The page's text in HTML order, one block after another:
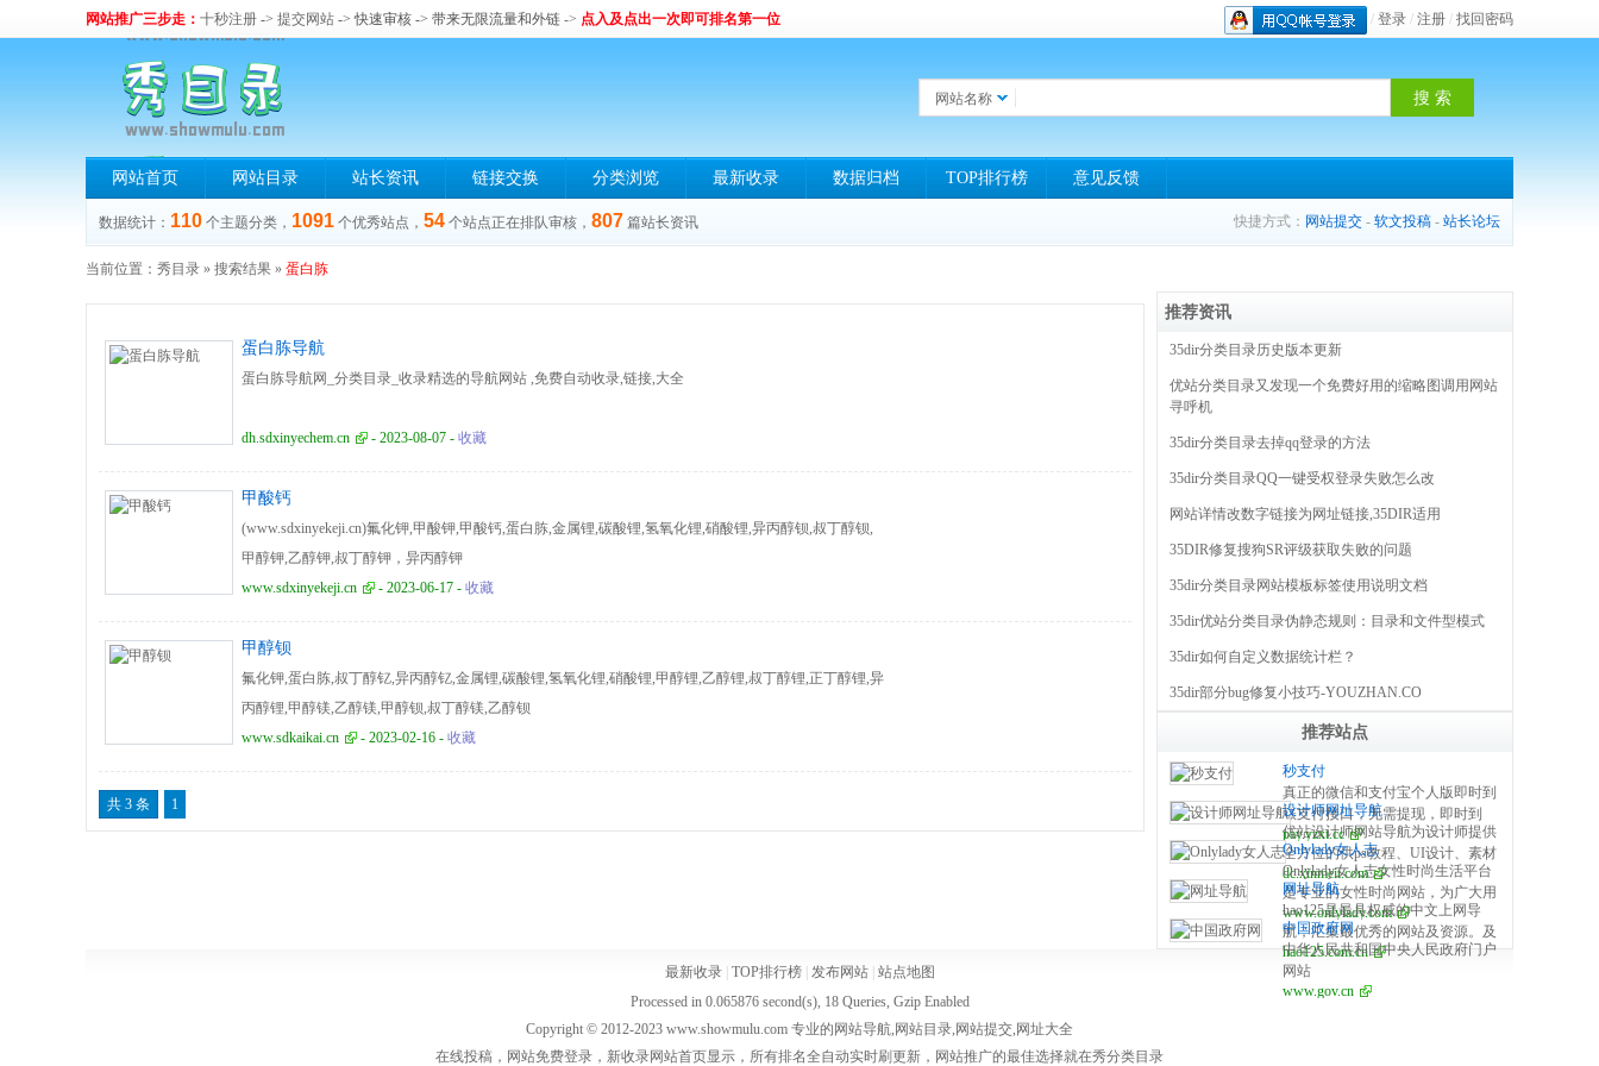
网站推广三步走： 十秒注册 -> 提交网站 -> 快速审核 -> 带来无限流量和外链 -> 点入及点出一次即可排名第一位 / 登录 / 注册 / 找回密码
网站名称
网站首页 网站目录 站长资讯 链接交换 分类浏览 最新收录 数据归档 TOP排行榜 意见反馈
数据统计： 110 个主题分类， 1091 个优秀站点， 54 个站点正在排队审核， 807 篇站长资讯 快捷方式： 网站提交 - 软文投稿 - 站长论坛
当前位置： 秀目录 » 搜索结果 » 蛋白胨
蛋白胨导航
蛋白胨导航网_分类目录_收录精选的导航网站 ,免费自动收录,链接,大全
dh.sdxinyechem.cn - 2023-08-07 - 收藏
甲酸钙
(www.sdxinyekeji.cn)氟化钾,甲酸钾,甲酸钙,蛋白胨,金属锂,碳酸锂,氢氧化锂,硝酸锂,异丙醇钡,叔丁醇钡,
甲醇钾,乙醇钾,叔丁醇钾，异丙醇钾
www.sdxinyekeji.cn
- 2023-06-17 - 收藏
甲醇钡
氟化钾,蛋白胨,叔丁醇钇,异丙醇钇,金属锂,碳酸锂,氢氧化锂,硝酸锂,甲醇锂,乙醇锂,叔丁醇锂,正丁醇锂,异
丙醇锂,甲醇镁,乙醇镁,甲醇钡,叔丁醇镁,乙醇钡
www.sdkaikai.cn
- 2023-02-16 - 收藏
共 3 条 1
推荐资讯
35dir分类目录历史版本更新
优站分类目录又发现一个免费好用的缩略图调用网站
寻呼机
35dir分类目录去掉qq登录的方法
35dir分类目录QQ一键受权登录失败怎么改
网站详情改数字链接为网址链接,35DIR适用
35DIR修复搜狗SR评级获取失败的问题
35dir分类目录网站模板标签使用说明文档
35dir优站分类目录伪静态规则：目录和文件型模式
35dir如何自定义数据统计栏？
35dir部分bug修复小技巧-YOUZHAN.CO
推荐站点
秒支付
真正的微信和支付宝个人版即时到
账支付接口，无需提现，即时到
账，100%资金安全，彩虹系统合
作服务商，无需手续费，无需人工
操作，是个人收款的最佳解决方
案。
pay.yzxt.cc
设计师网址导航
优站设计师网站导航为设计师提供
全方位的供ps教程、UI设计、素材
下载、高清图库、配色方案、用户
体验、网页设计等全方位设计师网
站导航指引。每周更新及时，同时
是优站网（YOUZHAN.CO）旗下
最实用、最专业、最全面、最好用
的设计师网址导航！
dc.xinmeit.com
Onlylady女人志
Onlylady女人志女性时尚生活平台
是专业的女性时尚网站，为广大用
户提供专业的时尚潮流、美容方
法、流行趋势、服饰时装资讯，打
造专业时尚、美容、生活、达人、
互动平台。
www.onlylady.com
网址导航
hao125是最具权威的中文上网导
航，汇集最优秀的网站及资源。及
时收录影视、音乐、小说、游戏等
分类的网址和内容，让您的网络生
活更简单精彩。上网，从hao125开
hao125.com.cn
中国政府网
中华人民共和国中央人民政府门户
网站
www.gov.cn
最新收录| TOP排行榜| 发布网站| 站点地图
Processed in 0.065876 second(s), 18 Queries, Gzip Enabled
Copyright © 2012-2023 www.showmulu.com 专业的网站导航,网站目录,网站提交,网址大全
在线投稿，网站免费登录，新收录网站首页显示，所有排名全自动实时刷更新，网站推广的最佳选择就在秀分类目录